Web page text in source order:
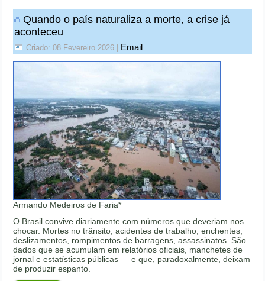
Quando o país naturaliza a morte, a crise já
aconteceu
Criado: 08 Fevereiro 2026 Email
Armando Medeiros de Faria*
O Brasil convive diariamente com números que deveriam nos
chocar. Mortes no trânsito, acidentes de trabalho, enchentes,
deslizamentos, rompimentos de barragens, assassinatos. São
dados que se acumulam em relatórios oficiais, manchetes de
jornal e estatísticas públicas — e que, paradoxalmente, deixam
de produzir espanto.